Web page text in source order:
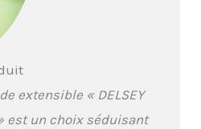
notre service client
contact disponible sur le
site delsey, rubrique
"Contact" DIMENSIONS :
55 cm x 35 cm x 23 cm /
extensible « DELSEY
est un choix séduisant